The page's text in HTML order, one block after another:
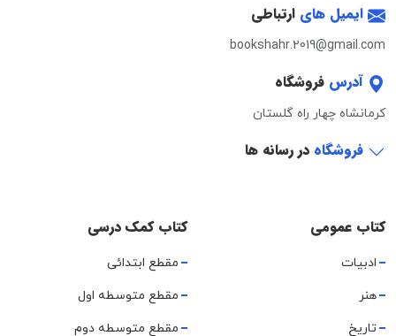
ایمیل های ارتباطی
bookshahr.2019@gmail.com
آدرس فروشگاه
کرمانشاه چهار راه گلستان
فروشگاه در رسانه ها
کتاب عمومی
ادبیات
هنر
تاریخ
کتاب کمک درسی
مقطع ابتدائی
مقطع متوسطه اول
مقطع متوسطه دوم